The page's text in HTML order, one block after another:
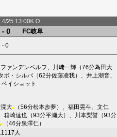
25 13:00K.O.
- 0 FC岐阜
- 0
ファンデンベルフ 川﨑一輝 （76分為田大
ボ・シルバ（62分佐藤凌我）、 井上潮音
イショット
大■ （56分松本歩夢）、 福田晃斗
文仁
箱崎達也 （93分平瀬大）、 川本梨誉 （93分
■ （46分泉澤仁 ）
人